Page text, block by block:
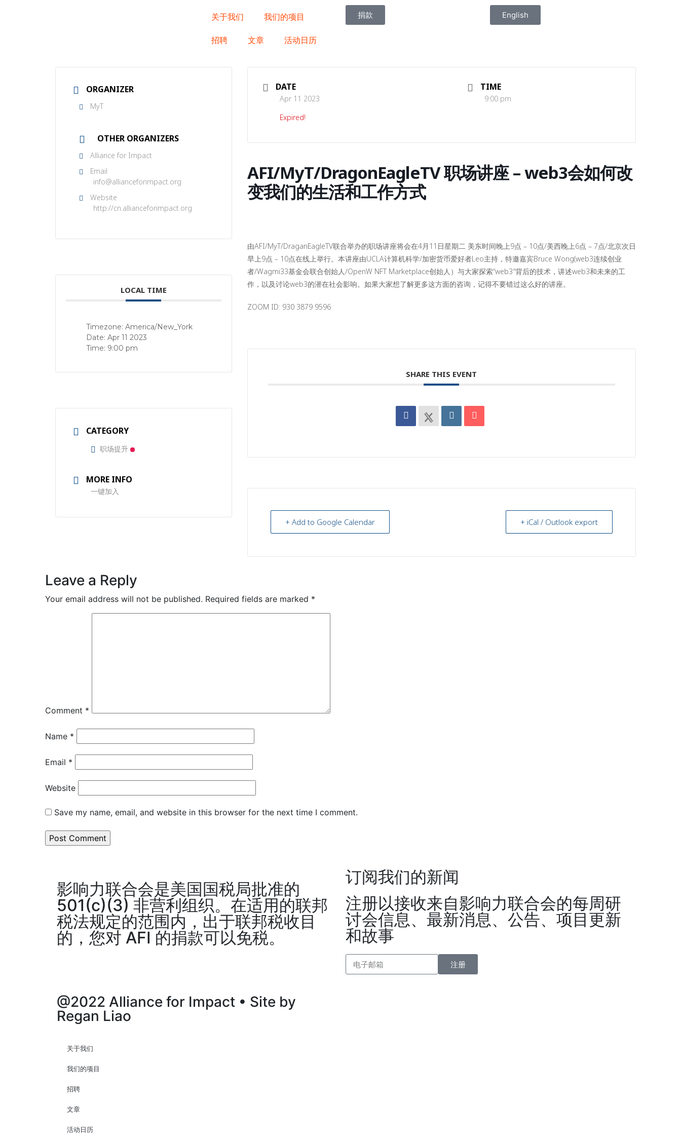
关于我们 我们的项目
招聘 文章 活动日历
捐款 English
ORGANIZER
MyT
OTHER ORGANIZERS
Alliance for Impact
Email
info@allianceforimpact.org
Website
http://cn.allianceforimpact.org
LOCAL TIME
Timezone: America/New_York
Date: Apr 11 2023
Time: 9:00 pm
CATEGORY
职场提升
MORE INFO
一键加入
DATE
Apr 11 2023
Expired!
TIME
9:00 pm
AFI/MyT/DragonEagleTV 职场讲座 – web3会如何改
变我们的生活和工作方式
由AFI/MyT/DraganEagleTV联合举办的职场讲座将会在4月11日星期二 美东时间晚上9点 – 10点/美西晚上6点 – 7点/北京次日
早上9点 – 10点在线上举行。本讲座由UCLA计算机科学/加密货币爱好者Leo主持，特邀嘉宾Bruce Wong(web3连续创业
者/Wagmi33基金会联合创始人/OpenW NFT Marketplace创始人）与大家探索“web3″背后的技术，讲述web3和未来的工
作，以及讨论web3的潜在社会影响。如果大家想了解更多这方面的咨询，记得不要错过这么好的讲座。
ZOOM ID: 930 3879 9596
SHARE THIS EVENT
+ Add to Google Calendar + iCal / Outlook export
Leave a Reply
Your email address will not be published. Required fields are marked *
Comment *
Name *
Email *
Website
Save my name, email, and website in this browser for the next time I comment.
影响力联合会是美国国税局批准的
501(c)(3) 非营利组织。在适用的联邦
税法规定的范围内，出于联邦税收目
的，您对 AFI 的捐款可以免税。
订阅我们的新闻​
注册以接收来自影响力联合会的每周研
讨会信息、最新消息、公告、项目更新
和故事
注册
@2022 Alliance for Impact • Site by
Regan Liao
关于我们
我们的项目
招聘
文章
活动日历